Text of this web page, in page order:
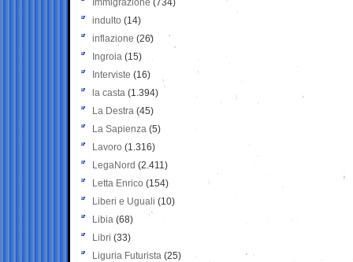
Immigrazione (734)
indulto (14)
inflazione (26)
Ingroia (15)
Interviste (16)
la casta (1.394)
La Destra (45)
La Sapienza (5)
Lavoro (1.316)
LegaNord (2.411)
Letta Enrico (154)
Liberi e Uguali (10)
Libia (68)
Libri (33)
Liguria Futurista (25)